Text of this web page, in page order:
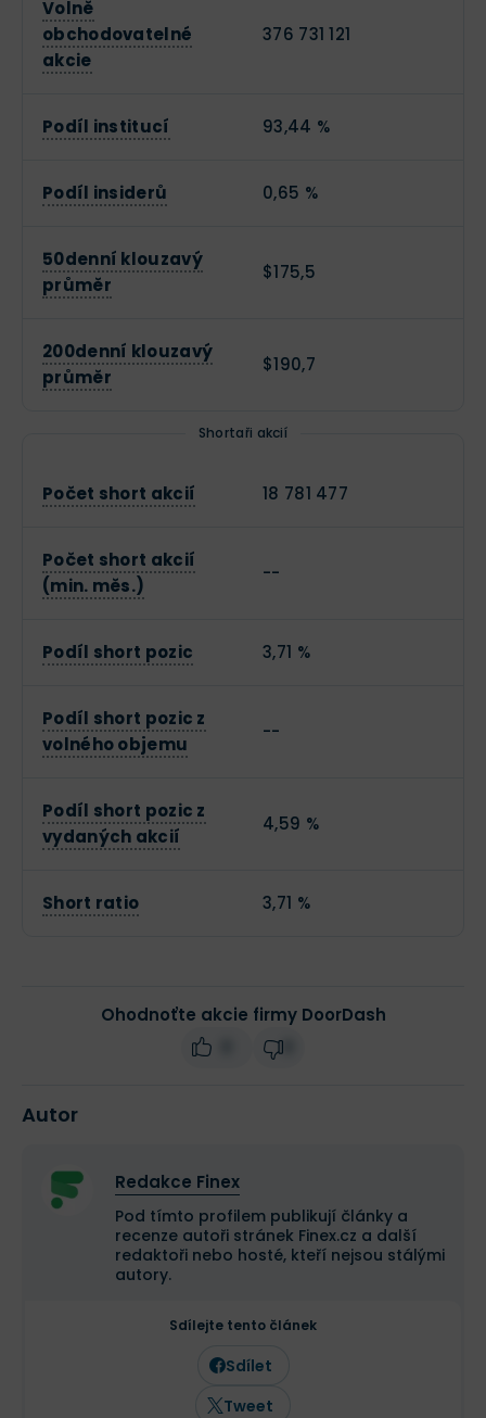
Volně
obchodovatelné
akcie
376 731 121
Podíl institucí 93,44 %
Podíl insiderů 0,65 %
50denní klouzavý
průměr
$175,5
200denní klouzavý
průměr
$190,7
Shortaři akcií
Počet short akcií 18 781 477
Počet short akcií
(min. měs.)
--
Podíl short pozic 3,71 %
Podíl short pozic z
volného objemu
--
Podíl short pozic z
vydaných akcií
4,59 %
Short ratio 3,71 %
Ohodnoťte akcie firmy DoorDash
Autor
Redakce Finex
Pod tímto profilem publikují články a
recenze autoři stránek Finex.cz a další
redaktoři nebo hosté, kteří nejsou stálými
autory.
Sdílejte tento článek
Sdílet
Tweet